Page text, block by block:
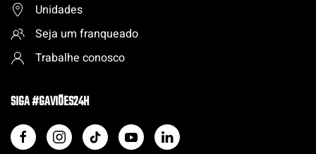
Unidades
Seja um franqueado
Trabalhe conosco
SIGA #GAVIÕES24H